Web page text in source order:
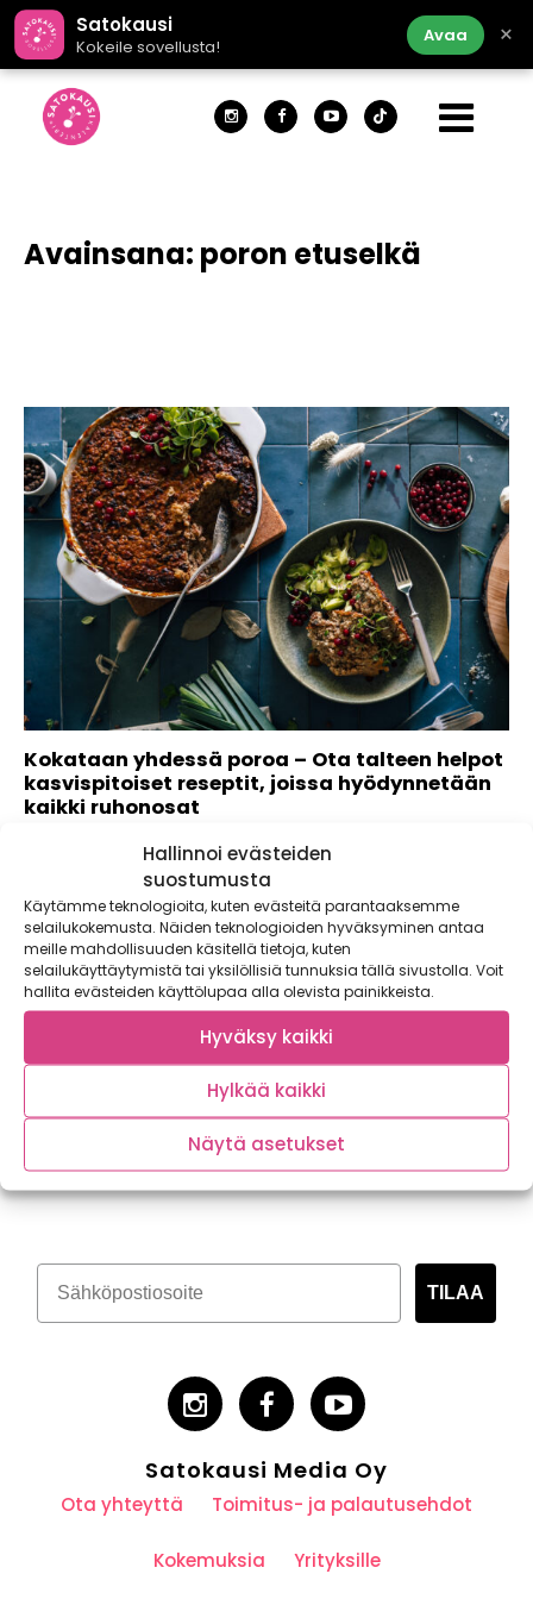
Hallinnoi evästeiden
suostumusta
Käytämme teknologioita, kuten evästeitä parantaaksemme
selailukokemusta. Näiden teknologioiden hyväksyminen antaa
meille mahdollisuuden käsitellä tietoja, kuten
selailukäyttäytymistä tai yksilöllisiä tunnuksia tällä sivustolla. Voit
hallita evästeiden käyttölupaa alla olevista painikkeista.
Hyväksy kaikki
Hylkää kaikki
Näytä asetukset
Satokausi
Kokeile sovellusta!
Avaa ×
Avainsana: poron etuselkä
Kokataan yhdessä poroa – Ota talteen helpot
kasvispitoiset reseptit, joissa hyödynnetään
kaikki ruhonosat
Poronlihaa on pidetty kalliina ja vaikeasti valmistettavana
raaka-aineena, mutta nyt kumoamme tämän myytin!
Tilaa kasvispitoinen uutiskirje
TILAA
Satokausi Media Oy
Ota yhteyttä Toimitus- ja palautusehdot
Kokemuksia Yrityksille